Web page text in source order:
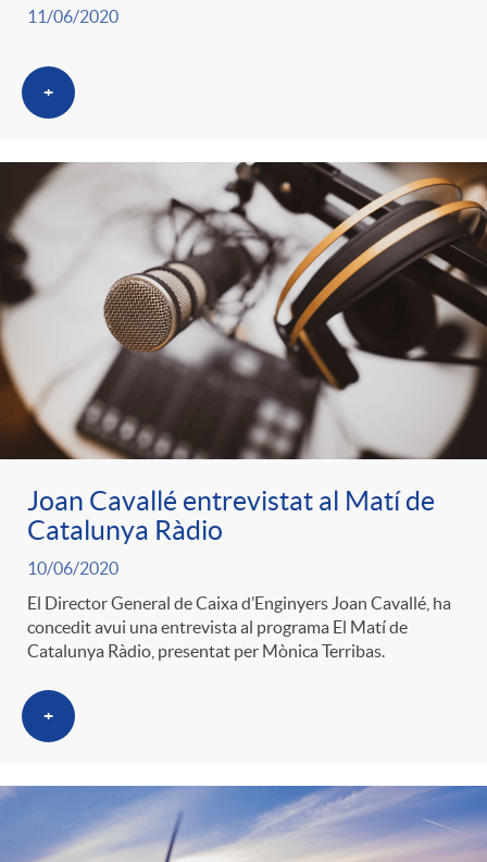
11/06/2020
+
Joan Cavallé entrevistat al Matí de
Catalunya Ràdio
10/06/2020
El Director General de Caixa d’Enginyers Joan Cavallé, ha
concedit avui una entrevista al programa El Matí de
Catalunya Ràdio, presentat per Mònica Terribas.
+